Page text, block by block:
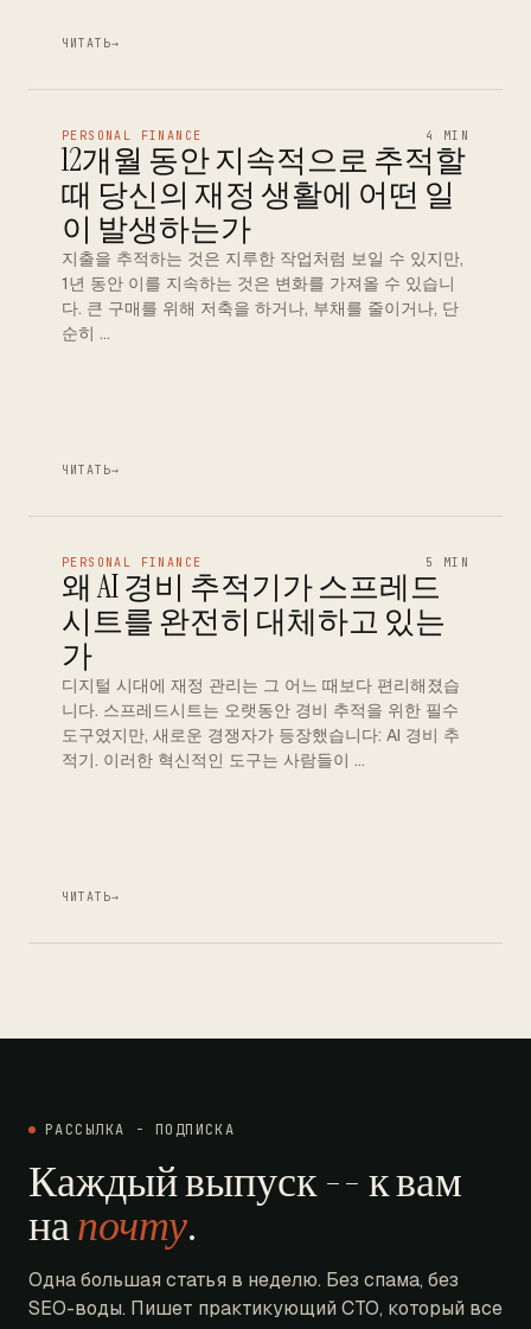
ЧИТАТЬ→
PERSONAL FINANCE 4 MIN
12개월 동안 지속적으로 추적할
때 당신의 재정 생활에 어떤 일
이 발생하는가
지출을 추적하는 것은 지루한 작업처럼 보일 수 있지만,
1년 동안 이를 지속하는 것은 변화를 가져올 수 있습니
다. 큰 구매를 위해 저축을 하거나, 부채를 줄이거나, 단
순히 …
ЧИТАТЬ→
PERSONAL FINANCE 5 MIN
왜 AI 경비 추적기가 스프레드
시트를 완전히 대체하고 있는
가
디지털 시대에 재정 관리는 그 어느 때보다 편리해졌습
니다. 스프레드시트는 오랫동안 경비 추적을 위한 필수
도구였지만, 새로운 경쟁자가 등장했습니다: AI 경비 추
적기. 이러한 혁신적인 도구는 사람들이 …
ЧИТАТЬ→
РАССЫЛКА - ПОДПИСКА
Каждый выпуск -- к вам
напочту.
Одна большая статья в неделю. Без спама, без
SEO-воды. Пишет практикующий CTO, который все